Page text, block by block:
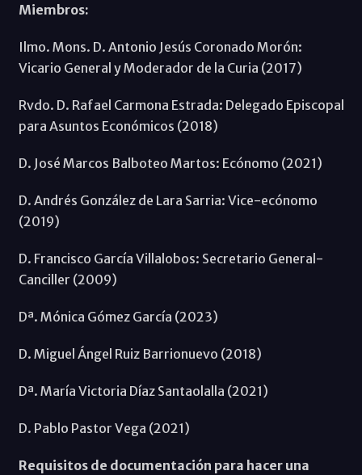
Miembros:
Ilmo. Mons. D. Antonio Jesús Coronado Morón:
Vicario General y Moderador de la Curia (2017)
Rvdo. D. Rafael Carmona Estrada: Delegado Episcopal
para Asuntos Económicos (2018)
D. José Marcos Balboteo Martos: Ecónomo (2021)
D. Andrés González de Lara Sarria: Vice-ecónomo
(2019)
D. Francisco García Villalobos: Secretario General-
Canciller (2009)
Dª. Mónica Gómez García (2023)
D. Miguel Ángel Ruiz Barrionuevo (2018)
Dª. María Victoria Díaz Santaolalla (2021)
D. Pablo Pastor Vega (2021)
Requisitos de documentación para hacer una